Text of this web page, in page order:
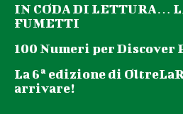
IN CODA DI LETTURA…
FUMETTI
100 Numeri per Discover
La 6ª edizione di
arrivare!